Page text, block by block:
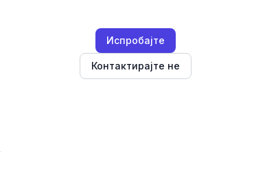
Испробајте
Контактирајте не